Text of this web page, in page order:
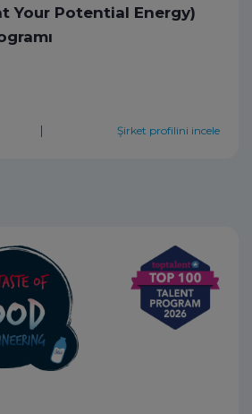
Your Potential Energy)
| Şirket profilini incele